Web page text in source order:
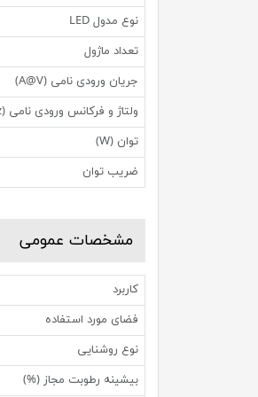
نوع مدول LED
تعداد ماژول
جریان ورودی نامی (A@V)
ولتاژ و فرکانس ورودی نامی (V-AC/Hz)
توان (W)
ضریب توان
مشخصات عمومی
کاربرد
فضای مورد استفاده
نوع روشنایی
بیشینه رطوبت مجاز (%)